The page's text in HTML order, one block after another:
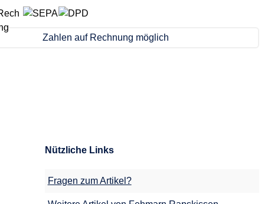
Zahlen auf Rechnung möglich
Nützliche Links
Fragen zum Artikel?